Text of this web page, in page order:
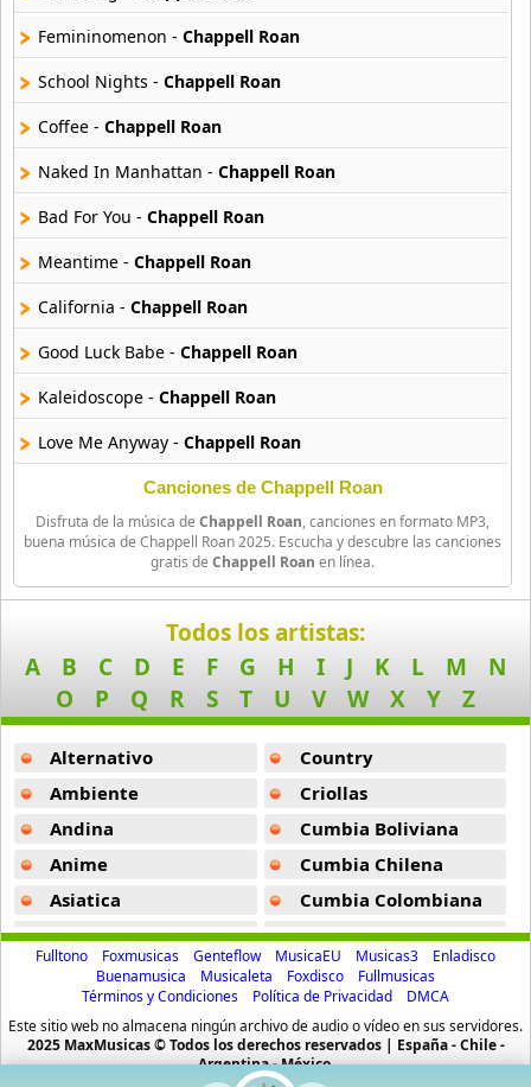
B J Thomas
18 músicas online
Bellakath
27 músicas online
Benson Boone
16 músicas online
Beret
50 músicas online
Big Time Rush
14 músicas online
Bikeride
61 músicas online
Billie Eilish
52 músicas online
Black Dub
11 músicas online
Blackbird Blackbird
Bob
9 músicas online
Bruno Mars
47 músicas online
Camila Cabello
40 músicas online
Femininomenon - Chappell Roan
School Nights - Chappell Roan
Coffee - Chappell Roan
Naked In Manhattan - Chappell Roan
Bad For You - Chappell Roan
Meantime - Chappell Roan
California - Chappell Roan
Good Luck Babe - Chappell Roan
Kaleidoscope - Chappell Roan
Love Me Anyway - Chappell Roan
Chappell Roan
Pink Pony Club -Chappell Roan
Chappell Roan
My Kink Is Karma - Chappell Roan
Casual -Chappell Roan
Good Hurt -Chappell Roan
Super Graphic Ultra Modern Girl -Chappell Roan
Guilty Pleasure -
Chappell Roan
Red Wine Supernova -
Chappell Roan
Canciones de Chappell Roan
Disfruta de la música de Chappell Roan, canciones en formato MP3,
buena música de Chappell Roan 2025. Escucha y descubre las canciones
gratis de Chappell Roan en línea.
Todos los artistas:
A
B C D E F G H I J K L M
N
O
P Q R S T U V W X Y Z
Alternativo
Ambiente
Andina
Anime
Asiatica
Atevip
Bachatas
Baladas
Baladas De Oro
Country
Criollas
Cumbia Boliviana
Cumbia Chilena
Cumbia Colombiana
Cumbia Ecuatoriana
Cumbia Mexicana
Cumbia Pop
Cumbia Surena
Cumbias
Fulltono Foxmusicas Genteflow MusicaEU Musicas3
Enladisco
Buenamusica
Musicaleta Foxdisco
Fullmusicas
Términos y Condiciones
Política de Privacidad
DMCA
Este sitio web no almacena ningún archivo de audio o vídeo en sus servidores.
2025 MaxMusicas © Todos los derechos reservados | España - Chile -
Argentina - México.